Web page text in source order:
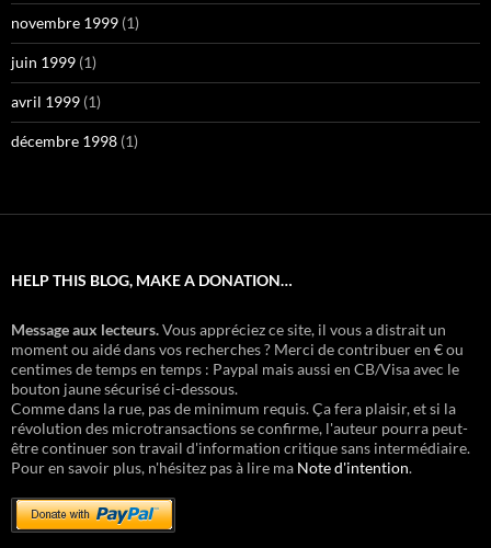
novembre 1999 (1)
juin 1999 (1)
avril 1999 (1)
décembre 1998 (1)
HELP THIS BLOG, MAKE A DONATION…
Message aux lecteurs.Vous appréciez ce site, il vous a distrait un
moment ou aidé dans vos recherches ? Merci de contribuer en € ou
centimes de temps en temps : Paypal mais aussi en CB/Visa avec le
bouton jaune sécurisé ci-dessous.
Comme dans la rue, pas de minimum requis. Ça fera plaisir, et si la
révolution des microtransactions se confirme, l'auteur pourra peut-
être continuer son travail d'information critique sans intermédiaire.
Pour en savoir plus, n'hésitez pas à lire ma Note d'intention.